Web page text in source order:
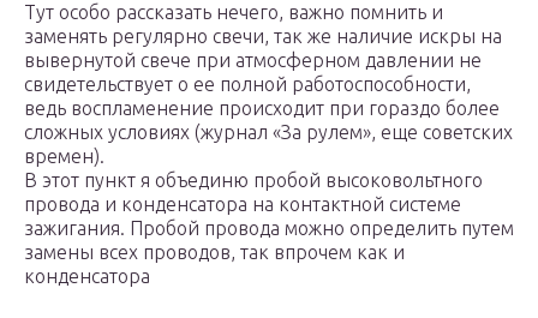
Тут особо рассказать нечего, важно помнить и
заменять регулярно свечи, так же наличие искры на
вывернутой свече при атмосферном давлении не
свидетельствует о ее полной работоспособности,
ведь воспламенение происходит при гораздо более
сложных условиях (журнал «За рулем», еще советских
времен).
В этот пункт я объединю пробой высоковольтного
провода и конденсатора на контактной системе
зажигания. Пробой провода можно определить путем
замены всех проводов, так впрочем как и
конденсатора